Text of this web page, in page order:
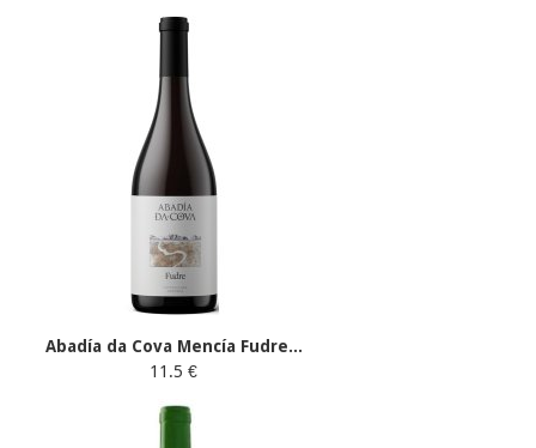
Abadía da Cova Mencía Fudre...
11.5 €